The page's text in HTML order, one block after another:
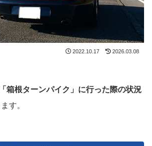
2022.10.17 2026.03.08
箱根ターンパイク」に行った際の状況
す。